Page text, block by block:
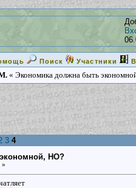
Поиск Участники
« Экономика должна быть
3 4
НО?
»